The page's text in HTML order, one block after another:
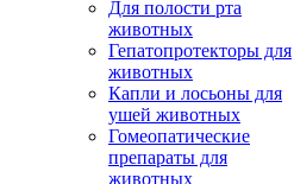
Для полости рта
животных
Гепатопротекторы для
животных
Капли и лосьоны для
ушей животных
Гомеопатические
препараты для
животных